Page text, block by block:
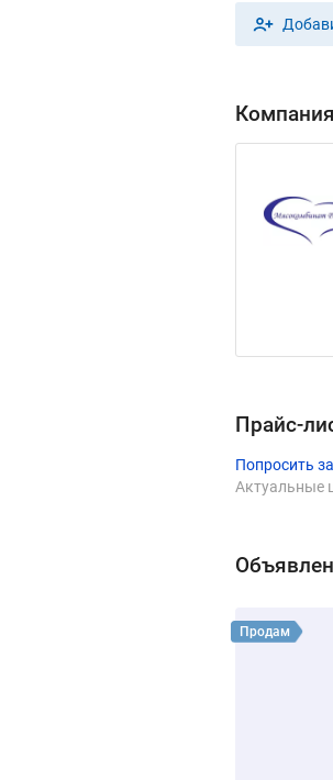
Компания
Прайс-
Попросить
Актуальные
Виды
Смотреть
Продам